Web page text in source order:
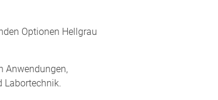
Optionen Hellgrau
Anwendungen,
Labortechnik.